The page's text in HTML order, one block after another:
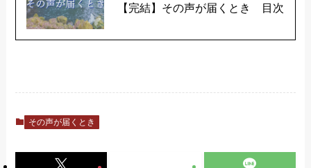
【完結】その声が届くとき 目次
その声が届くとき